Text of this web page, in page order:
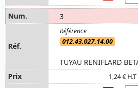
3
012.43.027.14.00
TUYAU RENIFLARD
1,24 € H.T